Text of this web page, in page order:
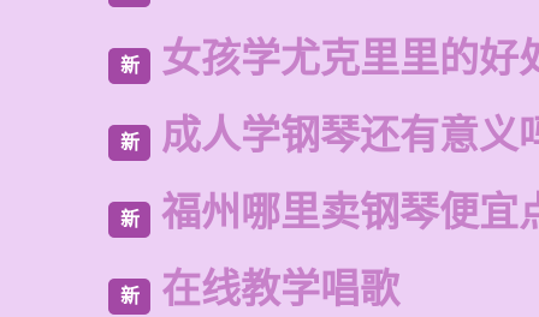
新 女孩学尤克里里的好
新 成人学钢琴还有意义
新 福州哪里卖钢琴便宜
新 在线教学唱歌